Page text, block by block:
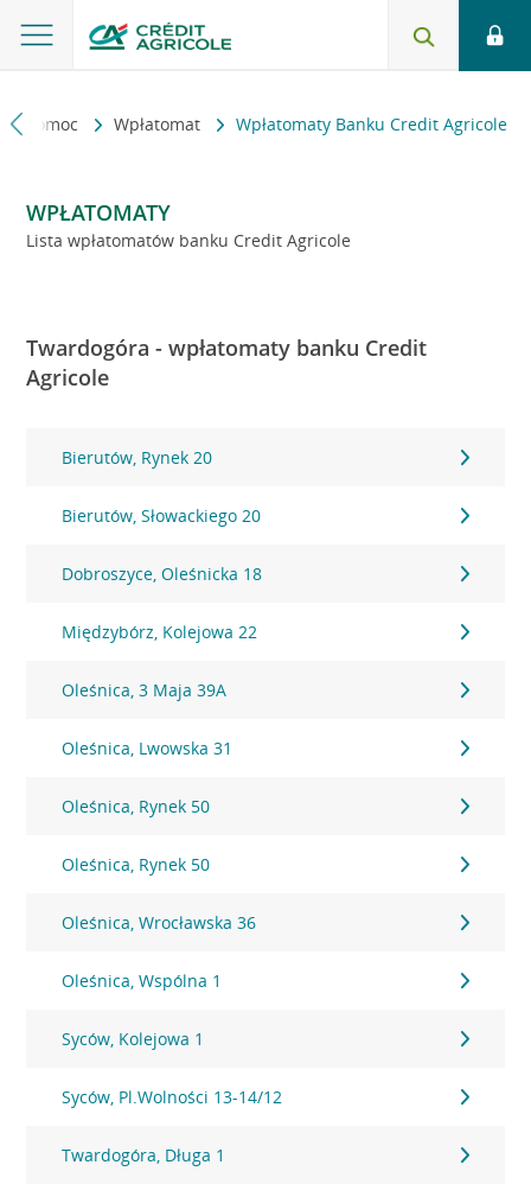
i pomoc Wpłatomat Wpłatomaty Banku Credit Agricole
WPŁATOMATY
Lista wpłatomatów banku Credit Agricole
Twardogóra - wpłatomaty banku Credit
Agricole
Bierutów, Rynek 20
Bierutów, Słowackiego 20
Dobroszyce, Oleśnicka 18
Międzybórz, Kolejowa 22
Oleśnica, 3 Maja 39A
Oleśnica, Lwowska 31
Oleśnica, Rynek 50
Oleśnica, Rynek 50
Oleśnica, Wrocławska 36
Oleśnica, Wspólna 1
Syców, Kolejowa 1
Syców, Pl.Wolności 13-14/12
Twardogóra, Długa 1